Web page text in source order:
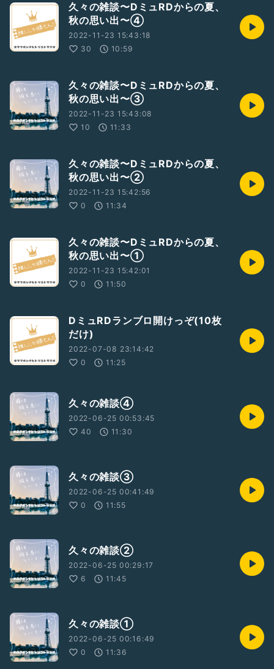
久々の雑談〜DミュRDからの夏、
秋の思い出〜④
2022-11-23 15:43:18
30
10:59
久々の雑談〜DミュRDからの夏、
秋の思い出〜③
2022-11-23 15:43:08
10
11:33
久々の雑談〜DミュRDからの夏、
秋の思い出〜②
2022-11-23 15:42:56
0
11:34
久々の雑談〜DミュRDからの夏、
秋の思い出〜①
2022-11-23 15:42:01
0
11:50
DミュRDランブロ開けっぞ(10枚
だけ)
2022-07-08 23:14:42
0
11:25
久々の雑談④
2022-06-25 00:53:45
40
11:30
久々の雑談③
2022-06-25 00:41:49
0
11:55
久々の雑談②
2022-06-25 00:29:17
6
11:45
久々の雑談①
2022-06-25 00:16:49
0
11:36